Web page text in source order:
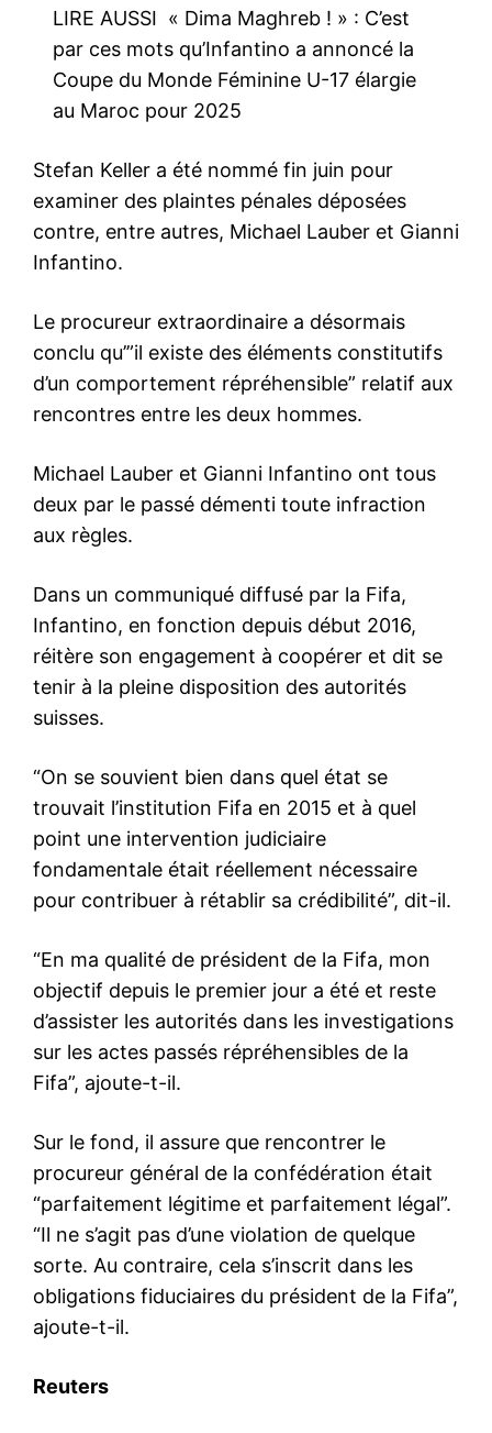
LIRE AUSSI « Dima Maghreb ! » : C’est
par ces mots qu’Infantino a annoncé la
Coupe du Monde Féminine U-17 élargie
au Maroc pour 2025
Stefan Keller a été nommé fin juin pour
examiner des plaintes pénales déposées
contre, entre autres, Michael Lauber et Gianni
Infantino.
Le procureur extraordinaire a désormais
conclu qu’”il existe des éléments constitutifs
d’un comportement répréhensible” relatif aux
rencontres entre les deux hommes.
Michael Lauber et Gianni Infantino ont tous
deux par le passé démenti toute infraction
aux règles.
Dans un communiqué diffusé par la Fifa,
Infantino, en fonction depuis début 2016,
réitère son engagement à coopérer et dit se
tenir à la pleine disposition des autorités
suisses.
“On se souvient bien dans quel état se
trouvait l’institution Fifa en 2015 et à quel
point une intervention judiciaire
fondamentale était réellement nécessaire
pour contribuer à rétablir sa crédibilité”, dit-il.
“En ma qualité de président de la Fifa, mon
objectif depuis le premier jour a été et reste
d’assister les autorités dans les investigations
sur les actes passés répréhensibles de la
Fifa”, ajoute-t-il.
Sur le fond, il assure que rencontrer le
procureur général de la confédération était
“parfaitement légitime et parfaitement légal”.
“Il ne s’agit pas d’une violation de quelque
sorte. Au contraire, cela s’inscrit dans les
obligations fiduciaires du président de la Fifa”,
ajoute-t-il.
Reuters